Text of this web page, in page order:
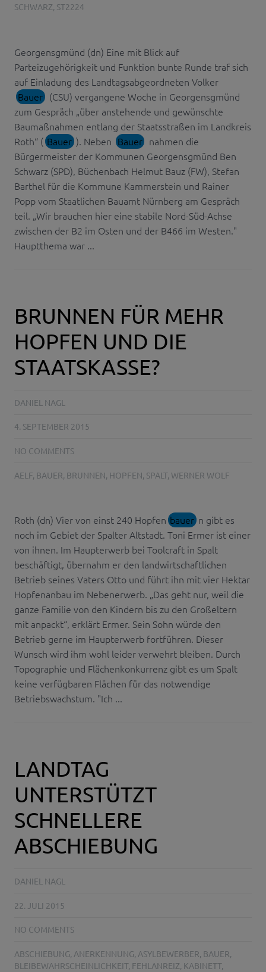
SCHWARZ, ST2224
Georgensgmünd (dn) Eine mit Blick auf
Parteizugehörigkeit und Funktion bunte Runde traf sich
auf Einladung des Landtagsabgeordneten Volker
Bauer (CSU) vergangene Woche in Georgensgmünd
zum Gespräch „über anstehende und gewünschte
Baumaßnahmen entlang der Staatsstraßen im Landkreis
Roth“ ( Bauer ). Neben Bauer nahmen die
Bürgermeister der Kommunen Georgensgmünd Ben
Schwarz (SPD), Büchenbach Helmut Bauz (FW), Stefan
Barthel für die Kommune Kammerstein und Rainer
Popp vom Staatlichen Bauamt Nürnberg am Gespräch
teil. „Wir brauchen hier eine stabile Nord-Süd-Achse
zwischen der B2 im Osten und der B466 im Westen."
Hauptthema war ...
BRUNNEN FÜR MEHR
HOPFEN UND DIE
STAATSKASSE?
DANIEL NAGL
4. SEPTEMBER 2015
NO COMMENTS
AELF BAUER BRUNNEN HOPFEN SPALT, WERNER WOLF
Roth (dn) Vier von einst 240 Hopfen bauer n gibt es
noch im Gebiet der Spalter Altstadt. Toni Ermer ist einer
von ihnen. Im Haupterwerb bei Toolcraft in Spalt
beschäftigt, übernahm er den landwirtschaftlichen
Betrieb seines Vaters Otto und führt ihn mit vier Hektar
Hopfenanbau im Nebenerwerb. „Das geht nur, weil die
ganze Familie von den Kindern bis zu den Großeltern
mit anpackt“, erklärt Ermer. Sein Sohn würde den
Betrieb gerne im Haupterwerb fortführen. Dieser
Wunsch wird ihm wohl leider verwehrt bleiben. Durch
Topographie und Flächenkonkurrenz gibt es um Spalt
keine verfügbaren Flächen für das notwendige
Betriebswachstum. "Ich ...
LANDTAG
UNTERSTÜTZT
SCHNELLERE
ABSCHIEBUNG
DANIEL NAGL
22. JULI 2015
NO COMMENTS
ABSCHIEBUNG, ANERKENNUNG, ASYLBEWERBER, BAUER,
BLEIBEWAHRSCHEINLICHKEIT, FEHLANREIZ, KABINETT,